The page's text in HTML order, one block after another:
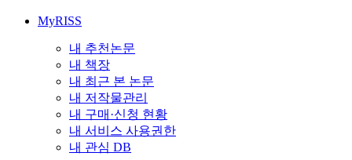
MyRISS
내 추천논문
내 책장
내 최근 본 논문
내 저작물관리
내 구매·신청 현황
내 서비스 사용권한
내 관심 DB